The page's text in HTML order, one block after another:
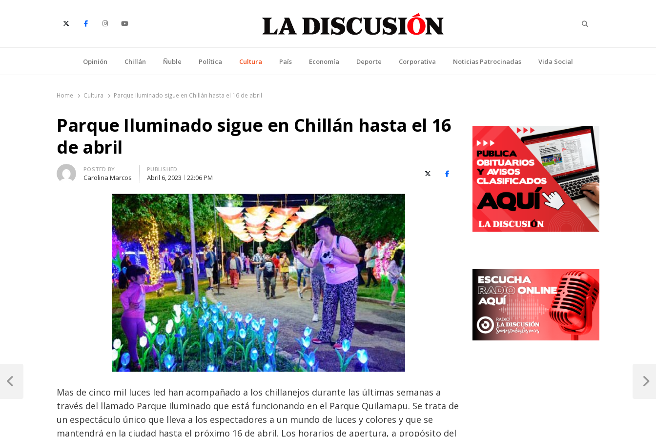
Opinión Chillán Ñuble Política Cultura País Economía Deporte Corporativa Noticias Patrocinadas Vida Social
Home Cultura Parque Iluminado sigue en Chillán hasta el 16 de abril
Parque Iluminado sigue en Chillán hasta el 16
de abril
Author
POSTED BY
Carolina Marcos
PUBLISHED
Abril 6, 2023 22:06 PM X (Twitter)Facebook
Mas de cinco mil luces led han acompañado a los chillanejos durante las últimas semanas a
través del llamado Parque Iluminado que está funcionando en el Parque Quilamapu. Se trata de
un espectáculo único que lleva a los espectadores a un mundo de luces y colores y que se
mantendrá en la ciudad hasta el próximo 16 de abril. Los horarios de apertura, a propósito del
Navegación
de
Previous
Next